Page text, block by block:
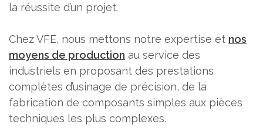
la réussite d’un projet.
Chez VFE, nous mettons notre expertise et nos
moyens de production au service des
industriels en proposant des prestations
complètes d’usinage de précision, de la
fabrication de composants simples aux pièces
techniques les plus complexes.